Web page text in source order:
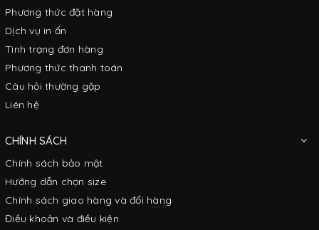
Phương thức đặt hàng
Dịch vụ in ấn
Tình trạng đơn hàng
Phương thức thanh toán
Câu hỏi thường gặp
Liên hệ
CHÍNH SÁCH
Chính sách bảo mật
Hướng dẫn chọn size
Chính sách giao hàng và đổi hàng
Điều khoản và điều kiện